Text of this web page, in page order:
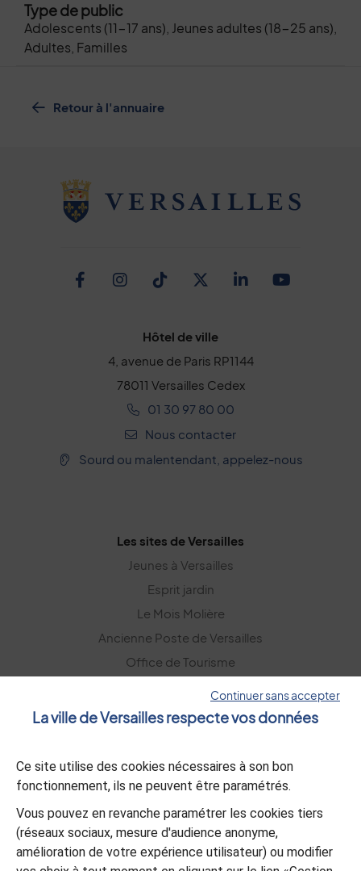
Type de public
Adolescents (11-17 ans), Jeunes adultes (18-25 ans),
Adultes, Familles
Retour à l'annuaire
Facebook
Instagram
TikTokTwitter
Linkedin
Hôtel de ville
4, avenue de Paris RP1144
78011 Versailles Cedex
01 30 97 80 00
Nous contacter
Sourd ou malentendant, appelez-nous
Les sites de Versailles
Jeunes à Versailles
Esprit jardin
Le Mois Molière
Ancienne Poste de Versailles
Office de Tourisme
S’abonner
L’appli Versailles
Continuer sans accepter
La ville de Versailles respecte vos données
Ce site utilise des cookies nécessaires à son bon
fonctionnement, ils ne peuvent être paramétrés.
Vous pouvez en revanche paramétrer les cookies tiers
(réseaux sociaux, mesure d'audience anonyme,
amélioration de votre expérience utilisateur) ou modifier